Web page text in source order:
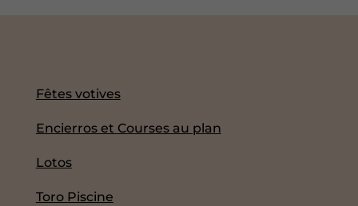
Fêtes votives
Encierros et Courses au plan
Lotos
Toro Piscine